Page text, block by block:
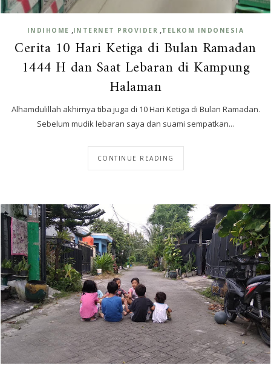
INDIHOME ,INTERNET PROVIDER ,TELKOM INDONESIA
Cerita 10 Hari Ketiga di Bulan Ramadan
1444 H dan Saat Lebaran di Kampung
Halaman
Alhamdulillah akhirnya tiba juga di 10 Hari Ketiga di Bulan Ramadan.
Sebelum mudik lebaran saya dan suami sempatkan...
CONTINUE READING